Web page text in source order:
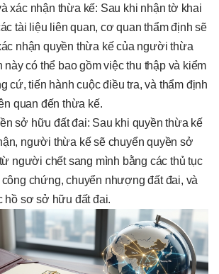
xác nhận thừa kế: Sau khi nhận tờ khai
tài liệu liên quan, cơ quan thẩm định sẽ
nhận quyền thừa kế của người thừa
này có thể bao gồm việc thu thập và kiểm
cứ, tiến hành cuộc điều tra, và thẩm định
quan đến thừa kế.
sở hữu đất đai: Sau khi quyền thừa kế
người thừa kế sẽ chuyển quyền sở
người chết sang mình bằng các thủ tục
chứng, chuyển nhượng đất đai, và
hồ sơ sở hữu đất đai.